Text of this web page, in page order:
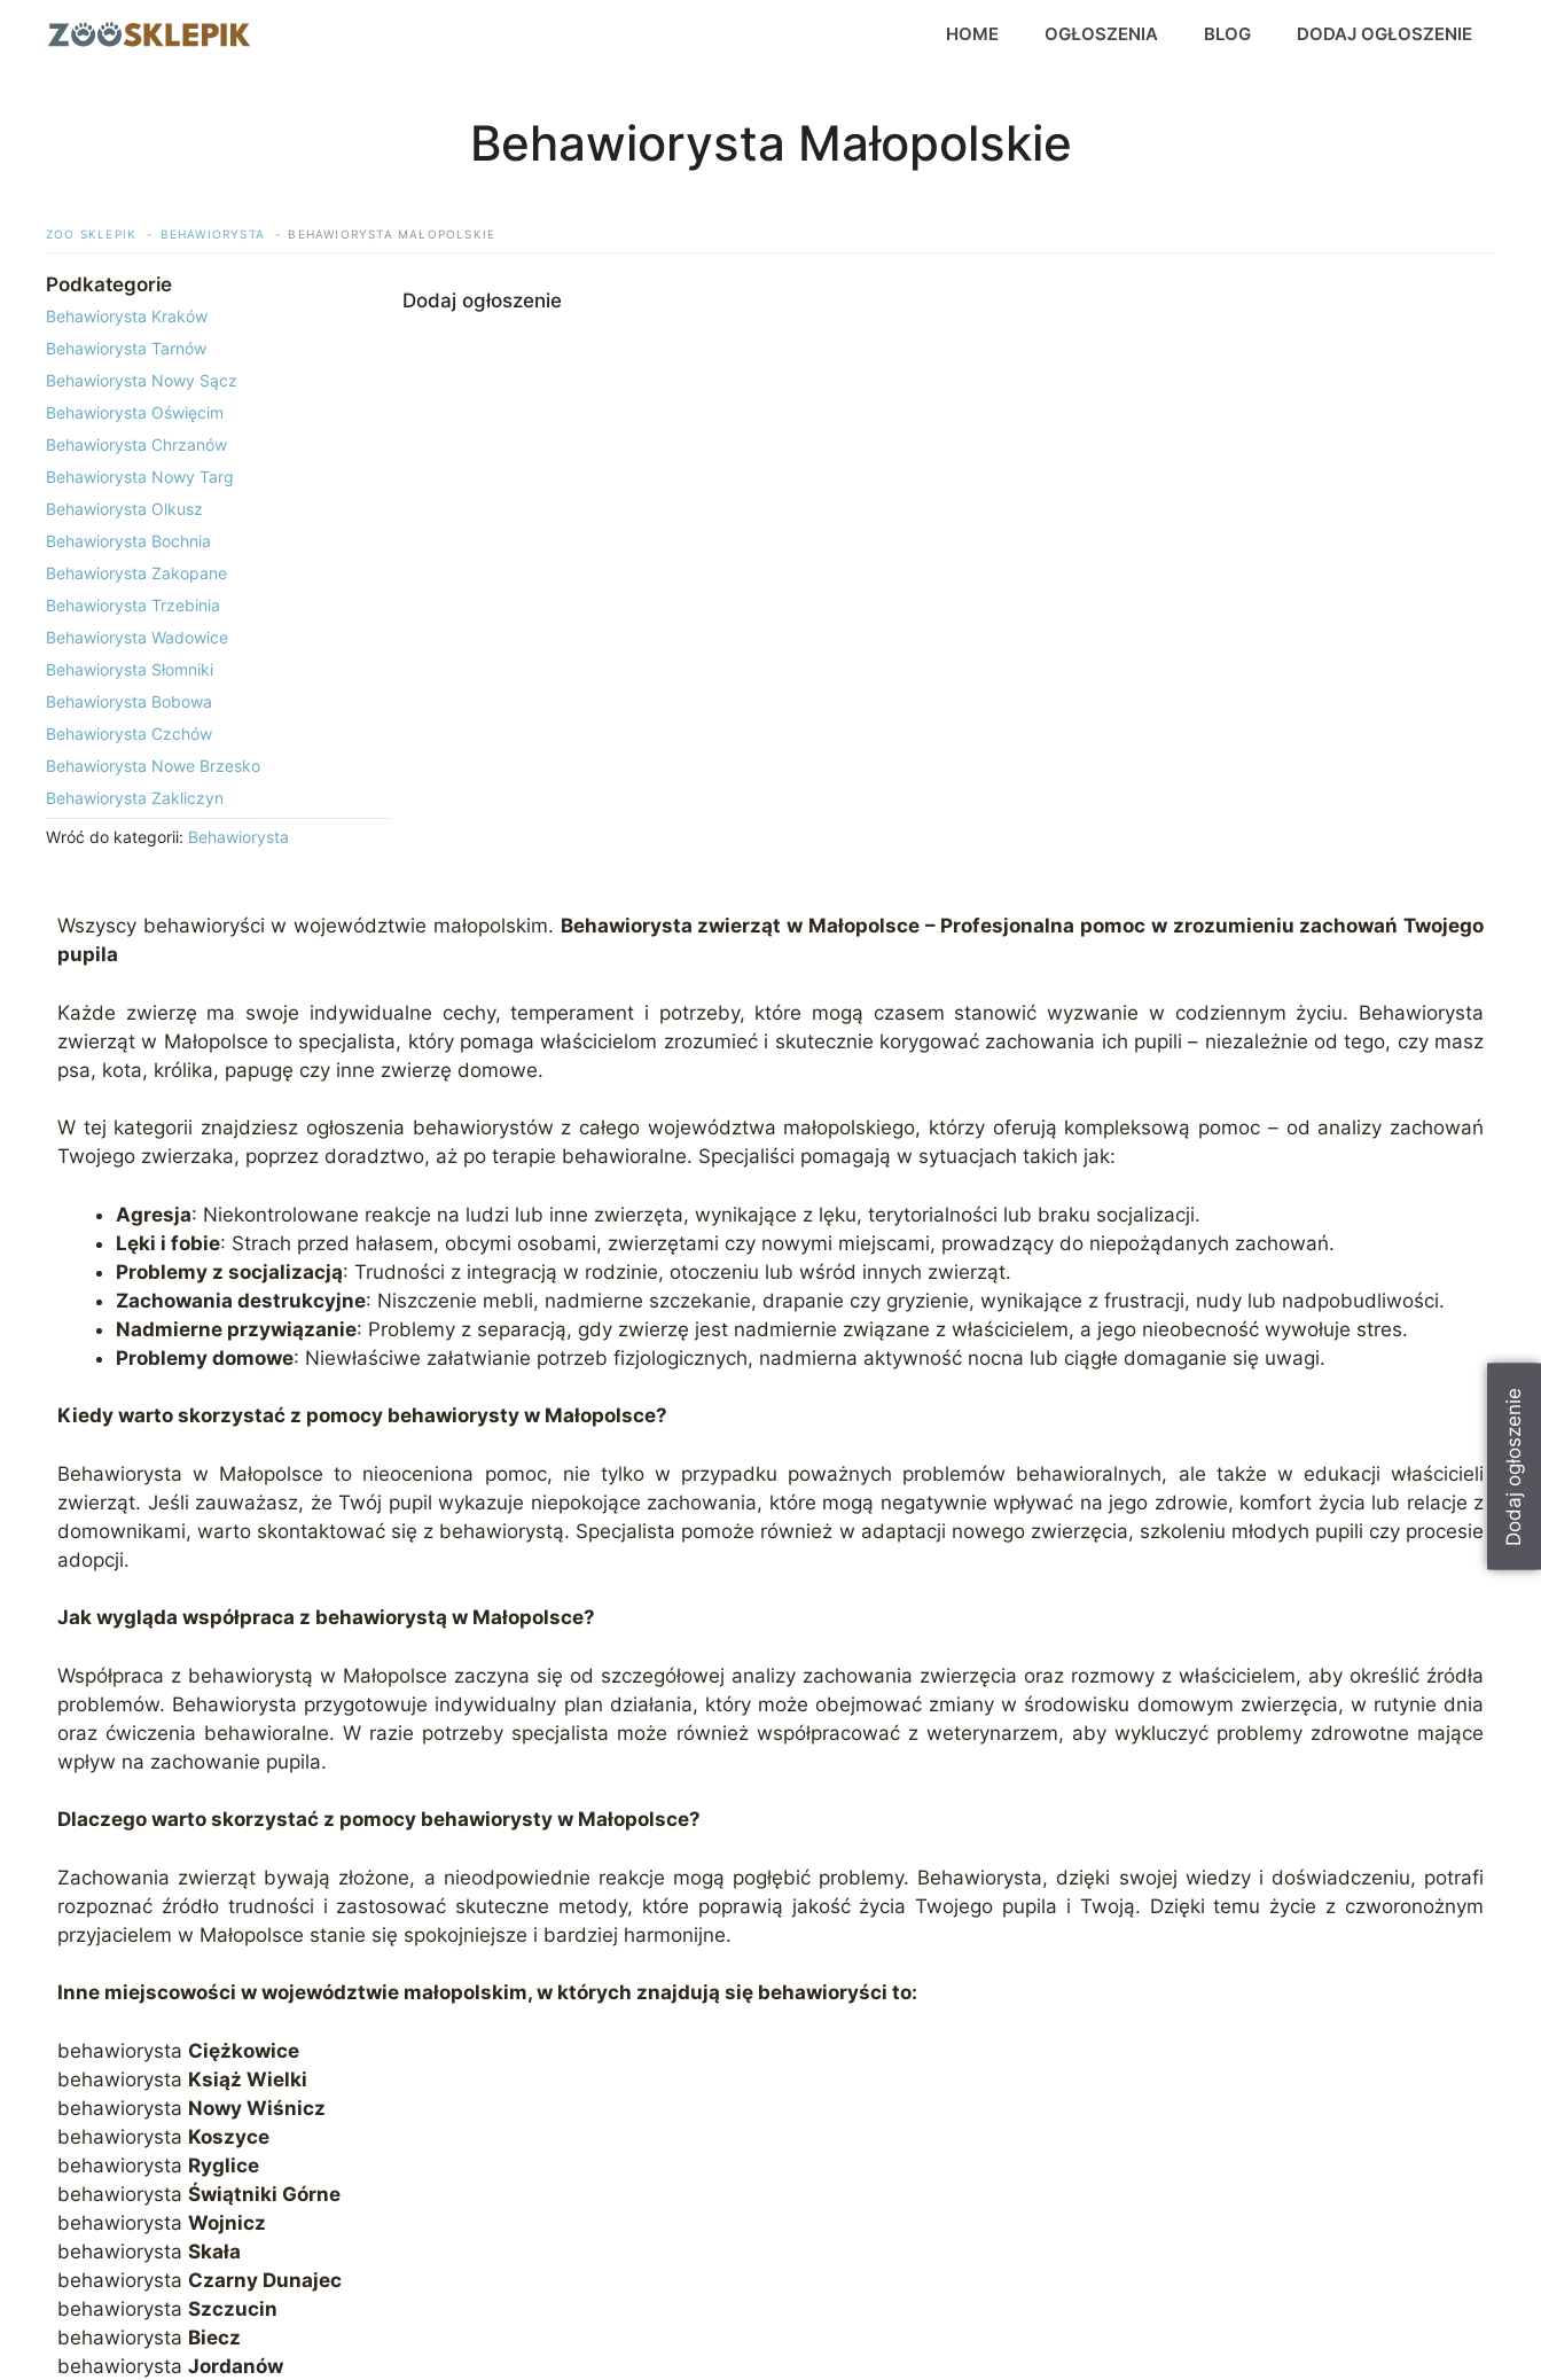
HOME OGŁOSZENIA BLOG DODAJ OGŁOSZENIE
Behawiorysta Małopolskie
ZOO SKLEPIK BEHAWIORYSTA BEHAWIORYSTA MAŁOPOLSKIE
Podkategorie
Behawiorysta Kraków
Behawiorysta Tarnów
Behawiorysta Nowy Sącz
Behawiorysta Oświęcim
Behawiorysta Chrzanów
Behawiorysta Nowy Targ
Behawiorysta Olkusz
Behawiorysta Bochnia
Behawiorysta Zakopane
Behawiorysta Trzebinia
Behawiorysta Wadowice
Behawiorysta Słomniki
Behawiorysta Bobowa
Behawiorysta Czchów
Behawiorysta Nowe Brzesko
Behawiorysta Zakliczyn
Wróć do kategorii: Behawiorysta
Dodaj ogłoszenie
Dodaj ogłoszenie
Wszyscy behawioryści w województwie małopolskim. Behawiorysta zwierząt w Małopolsce – Profesjonalna pomoc w zrozumieniu zachowań Twojego
pupila
Każde zwierzę ma swoje indywidualne cechy, temperament i potrzeby, które mogą czasem stanowić wyzwanie w codziennym życiu. Behawiorysta
zwierząt w Małopolsce to specjalista, który pomaga właścicielom zrozumieć i skutecznie korygować zachowania ich pupili – niezależnie od tego, czy masz
psa, kota, królika, papugę czy inne zwierzę domowe.
W tej kategorii znajdziesz ogłoszenia behawiorystów z całego województwa małopolskiego, którzy oferują kompleksową pomoc – od analizy zachowań
Twojego zwierzaka, poprzez doradztwo, aż po terapie behawioralne. Specjaliści pomagają w sytuacjach takich jak:
Agresja: Niekontrolowane reakcje na ludzi lub inne zwierzęta, wynikające z lęku, terytorialności lub braku socjalizacji.
Lęki i fobie: Strach przed hałasem, obcymi osobami, zwierzętami czy nowymi miejscami, prowadzący do niepożądanych zachowań.
Problemy z socjalizacją: Trudności z integracją w rodzinie, otoczeniu lub wśród innych zwierząt.
Zachowania destrukcyjne: Niszczenie mebli, nadmierne szczekanie, drapanie czy gryzienie, wynikające z frustracji, nudy lub nadpobudliwości.
Nadmierne przywiązanie: Problemy z separacją, gdy zwierzę jest nadmiernie związane z właścicielem, a jego nieobecność wywołuje stres.
Problemy domowe: Niewłaściwe załatwianie potrzeb fizjologicznych, nadmierna aktywność nocna lub ciągłe domaganie się uwagi.
Kiedy warto skorzystać z pomocy behawiorysty w Małopolsce?
Behawiorysta w Małopolsce to nieoceniona pomoc, nie tylko w przypadku poważnych problemów behawioralnych, ale także w edukacji właścicieli
zwierząt. Jeśli zauważasz, że Twój pupil wykazuje niepokojące zachowania, które mogą negatywnie wpływać na jego zdrowie, komfort życia lub relacje z
domownikami, warto skontaktować się z behawiorystą. Specjalista pomoże również w adaptacji nowego zwierzęcia, szkoleniu młodych pupili czy procesie
adopcji.
Jak wygląda współpraca z behawiorystą w Małopolsce?
Współpraca z behawiorystą w Małopolsce zaczyna się od szczegółowej analizy zachowania zwierzęcia oraz rozmowy z właścicielem, aby określić źródła
problemów. Behawiorysta przygotowuje indywidualny plan działania, który może obejmować zmiany w środowisku domowym zwierzęcia, w rutynie dnia
oraz ćwiczenia behawioralne. W razie potrzeby specjalista może również współpracować z weterynarzem, aby wykluczyć problemy zdrowotne mające
wpływ na zachowanie pupila.
Dlaczego warto skorzystać z pomocy behawiorysty w Małopolsce?
Zachowania zwierząt bywają złożone, a nieodpowiednie reakcje mogą pogłębić problemy. Behawiorysta, dzięki swojej wiedzy i doświadczeniu, potrafi
rozpoznać źródło trudności i zastosować skuteczne metody, które poprawią jakość życia Twojego pupila i Twoją. Dzięki temu życie z czworonożnym
przyjacielem w Małopolsce stanie się spokojniejsze i bardziej harmonijne.
Inne miejscowości w województwie małopolskim, w których znajdują się behawioryści to:
behawiorysta Ciężkowice
behawiorysta Książ Wielki
behawiorysta Nowy Wiśnicz
behawiorysta Koszyce
behawiorysta Ryglice
behawiorysta Świątniki Górne
behawiorysta Wojnicz
behawiorysta Skała
behawiorysta Czarny Dunajec
behawiorysta Szczucin
behawiorysta Biecz
behawiorysta Jordanów